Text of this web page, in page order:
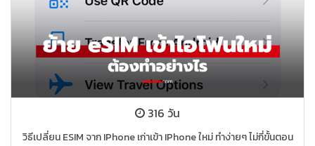
316 วัน
วิธีเปลี่ยน ESIM จาก IPhone เก่าเข้า IPhone ใหม่ ทำง่ายๆ ไม่กี่ขั้นตอน